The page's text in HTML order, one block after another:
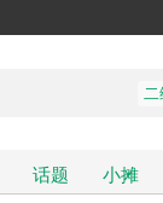
话题 小摊